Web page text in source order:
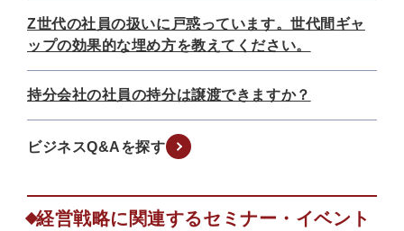
Z世代の社員の扱いに戸惑っています。世代間ギャ
ップの効果的な埋め方を教えてください。
持分会社の社員の持分は譲渡できますか？
ビジネスQ&Aを探す
経営戦略に関連するセミナー・イベント